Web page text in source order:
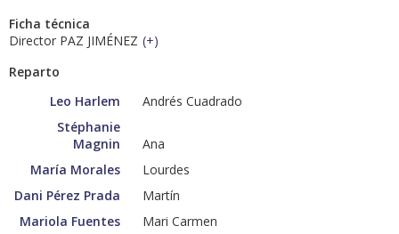
Ficha técnica
Director PAZ JIMÉNEZ (+)
Reparto
Leo Harlem
Andrés Cuadrado
Stéphanie
Magnin
Ana
María Morales
Lourdes
Dani Pérez Prada
Martín
Mariola Fuentes
Mari Carmen